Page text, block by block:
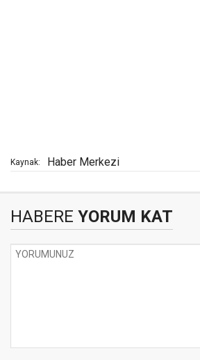
Kaynak: Haber Merkezi
HABERE YORUM KAT